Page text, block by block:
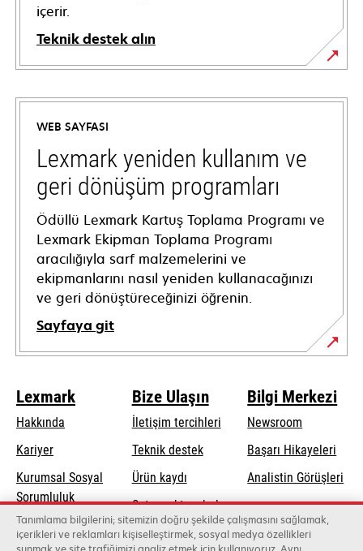
içerir.
Teknik destek alın
opens
in
new
tab
WEB SAYFASI
Lexmark yeniden kullanım ve
geri dönüşüm programları
Ödüllü Lexmark Kartuş Toplama Programı ve
Lexmark Ekipman Toplama Programı
aracılığıyla sarf malzemelerini ve
ekipmanlarını nasıl yeniden kullanacağınızı
ve geri dönüştüreceğinizi öğrenin.
Sayfaya git
Lexmark
Hakkında
Kariyer
Kurumsal Sosyal
Sorumlulukopens
in
a
Sürdürülebilirlik
Bize Ulaşın
İletişim tercihleri
Teknik destekopens
new
tab
Ürün kaydı
Satış noktası bul
Toptancıların
Bilgi Merkezi
Newsroom
Başarı Hikayeleri
Analistin Görüşleri
Tanımlama bilgilerini; sitemizin doğru şekilde çalışmasını sağlamak,
içerikleri ve reklamları kişiselleştirmek, sosyal medya özellikleri